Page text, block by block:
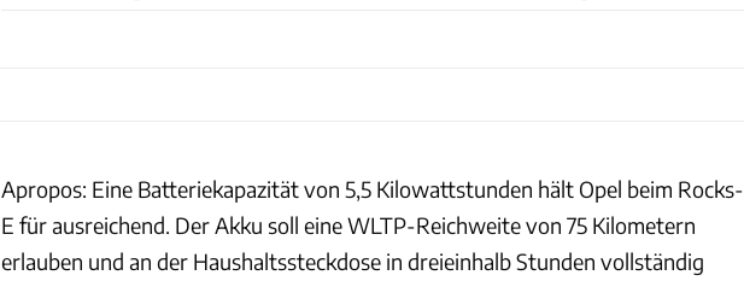
Apropos: Eine Batteriekapazität von 5,5 Kilowattstunden hält Opel beim Rocks-
E für ausreichend. Der Akku soll eine WLTP-Reichweite von 75 Kilometern
erlauben und an der Haushaltssteckdose in dreieinhalb Stunden vollständig